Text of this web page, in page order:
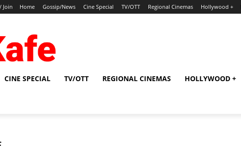
Join Home Gossip/News Cine Special TV/OTT Regional Cinemas Hollywood +
CINE SPECIAL TV/OTT REGIONAL CINEMAS HOLLYWOOD +